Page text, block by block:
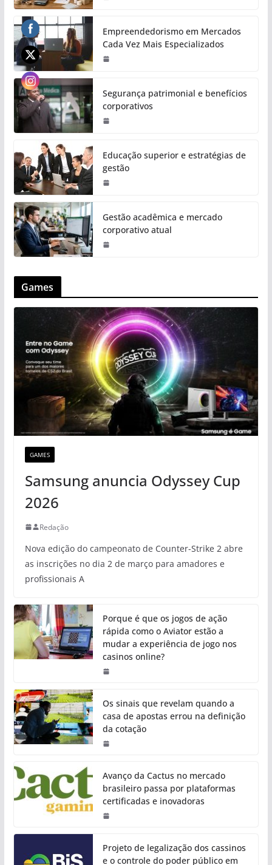
Empreendedorismo em Mercados
Cada Vez Mais Especializados
Segurança patrimonial e benefícios
corporativos
Educação superior e estratégias de
gestão
Gestão acadêmica e mercado
corporativo atual
Games
GAMES
Samsung anuncia Odyssey Cup
2026
Redação
Nova edição do campeonato de Counter-Strike 2 abre
as inscrições no dia 2 de março para amadores e
profissionais A
Porque é que os jogos de ação
rápida como o Aviator estão a
mudar a experiência de jogo nos
casinos online?
Os sinais que revelam quando a
casa de apostas errou na definição
da cotação
Avanço da Cactus no mercado
brasileiro passa por plataformas
certificadas e inovadoras
Projeto de legalização dos cassinos
e o controle do poder público em